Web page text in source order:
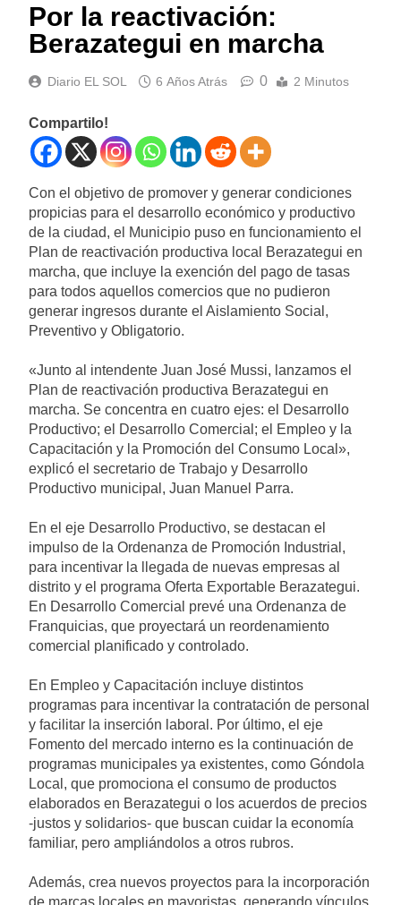
Por la reactivación:
Berazategui en marcha
Diario EL SOL 6 Años Atrás 0 2 Minutos
Compartilo!
Con el objetivo de promover y generar condiciones
propicias para el desarrollo económico y productivo
de la ciudad, el Municipio puso en funcionamiento el
Plan de reactivación productiva local Berazategui en
marcha, que incluye la exención del pago de tasas
para todos aquellos comercios que no pudieron
generar ingresos durante el Aislamiento Social,
Preventivo y Obligatorio.
«Junto al intendente Juan José Mussi, lanzamos el
Plan de reactivación productiva Berazategui en
marcha. Se concentra en cuatro ejes: el Desarrollo
Productivo; el Desarrollo Comercial; el Empleo y la
Capacitación y la Promoción del Consumo Local»,
explicó el secretario de Trabajo y Desarrollo
Productivo municipal, Juan Manuel Parra.
En el eje Desarrollo Productivo, se destacan el
impulso de la Ordenanza de Promoción Industrial,
para incentivar la llegada de nuevas empresas al
distrito y el programa Oferta Exportable Berazategui.
En Desarrollo Comercial prevé una Ordenanza de
Franquicias, que proyectará un reordenamiento
comercial planificado y controlado.
En Empleo y Capacitación incluye distintos
programas para incentivar la contratación de personal
y facilitar la inserción laboral. Por último, el eje
Fomento del mercado interno es la continuación de
programas municipales ya existentes, como Góndola
Local, que promociona el consumo de productos
elaborados en Berazategui o los acuerdos de precios
-justos y solidarios- que buscan cuidar la economía
familiar, pero ampliándolos a otros rubros.
Además, crea nuevos proyectos para la incorporación
de marcas locales en mayoristas, generando vínculos